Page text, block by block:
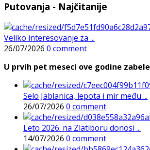
Putovanja - Najčitanije
Veliko interesovanje za ...
26/07/2026 0 comment
U prvih pet meseci ove godine
Selo Jablanica, lepota i mir među ...
26/07/2026 0 comment
Leto 2026. na Zlatiboru donosi ...
14/07/2026 0 comment